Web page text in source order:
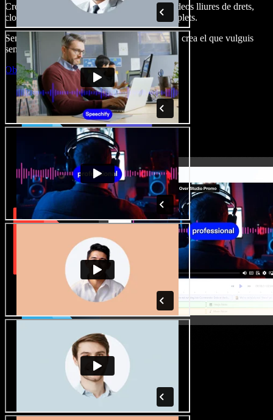
Crea dobl. de veu, afegeix imatges, àudio, vídeos lliures de drets,
clona veus i munta projectes multimèdia complets.
Sense corba d’aprenentatge, tot al navegador: crea el que vulguis
sense els límits de sempre.
Obre l'Studio